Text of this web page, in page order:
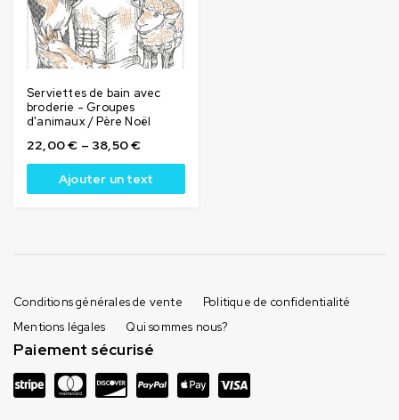
Serviettes de bain avec
broderie - Groupes
d'animaux / Père Noël
22,00€ – 38,50€
Ajouter un text
Conditions générales de vente
Politique de confidentialité
Mentions légales
Qui sommes nous?
Paiement sécurisé